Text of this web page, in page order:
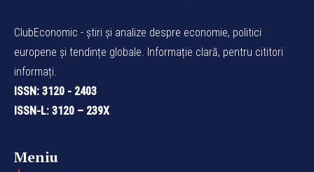
ClubEconomic - știri și analize despre economie, politici
europene și tendințe globale. Informație clară, pentru cititori
informați.
ISSN: 3120 - 2403
ISSN-L: 3120 – 239X
Meniu